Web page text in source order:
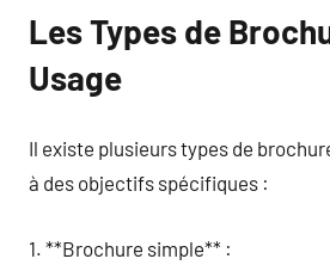
Les Types de
Usage
Il existe plusieurs types de
à des objectifs spécifiques :
1. **Brochure simple** :